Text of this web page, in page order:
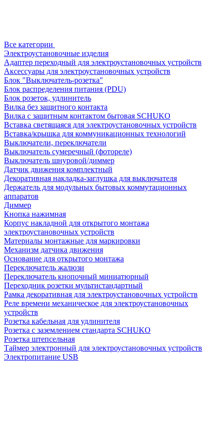
Все категории
Электроустановочные изделия
Адаптер переходный для электроустановочных устройств
Аксессуары для электроустановочных устройств
Блок "Выключатель-розетка"
Блок распределения питания (PDU)
Блок розеток, удлинитель
Вилка без защитного контакта
Вилка с защитным контактом бытовая SCHUKO
Вставка светящаяся для электроустановочных устройств
Вставка/крышка для коммуникационных технологий
Выключатели, переключатели
Выключатель сумеречный (фотореле)
Выключатель шнуровой/диммер
Датчик движения комплектный
Декоративная накладка-заглушка для выключателя
Держатель для модульных бытовых коммутационных
аппаратов
Диммер
Кнопка нажимная
Корпус накладной для открытого монтажа
электроустановочных устройств
Материалы монтажные для маркировки
Механизм датчика движения
Основание для открытого монтажа
Переключатель жалюзи
Переключатель кнопочный миниатюрный
Переходник розетки мультистандартный
Рамка декоративная для электроустановочных устройств
Реле времени механическое для электроустановочных
устройств
Розетка кабельная для удлинителя
Розетка с заземлением стандарта SCHUKO
Розетка штепсельная
Таймер электронный для электроустановочных устройств
Электропитание USB